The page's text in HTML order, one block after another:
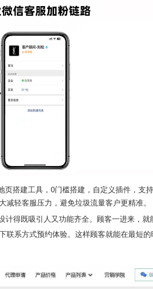
页搭建工具，0门槛搭建，自定义插件，支
轻客服压力，避免垃圾流量客户更精准。
计得既吸引人又功能齐全。顾客一进来，就
联系方式预约体验。这样顾客就能在最短